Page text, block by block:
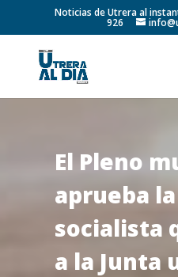
Noticias de Utrera al
926
El Pleno
aprueba
socialista
a la Junta